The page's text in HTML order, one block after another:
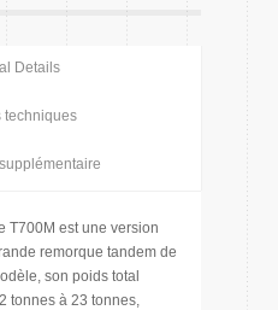
Details
techniques
T700M est une version
remorque tandem de
son poids total
tonnes à 23 tonnes,